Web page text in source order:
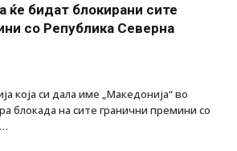
ќе бидат блокирани сите
со Република Северна
која си дала име „Македонија“ во
блокада на сите гранични премини со